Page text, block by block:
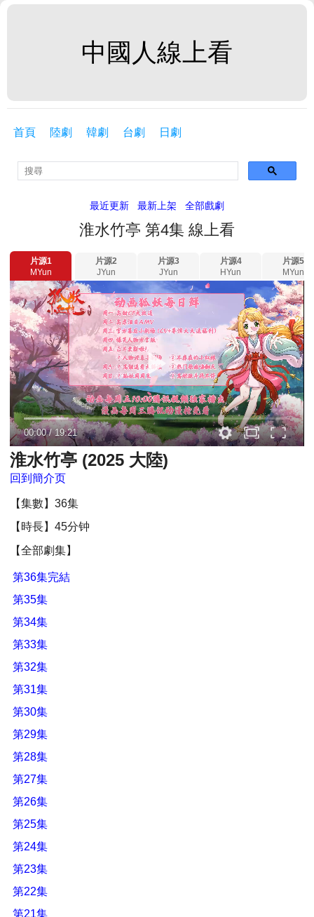
中國人線上看
首頁 陸劇 韓劇 台劇 日劇
最近更新 最新上架 全部戲劇
淮水竹亭 第4集 線上看
片源1
MYun
片源2
JYun
片源3
JYun
片源4
HYun
片源5
MYun
00:00/19:21
淮水竹亭 (2025 大陸)
回到簡介页
【集數】36集
【時長】45分钟
【全部劇集】
第36集完結
第35集
第34集
第33集
第32集
第31集
第30集
第29集
第28集
第27集
第26集
第25集
第24集
第23集
第22集
第21集